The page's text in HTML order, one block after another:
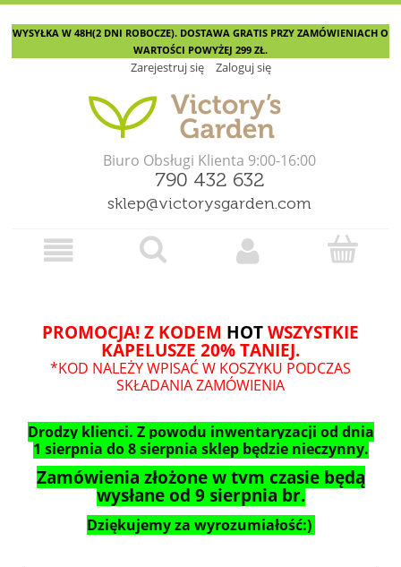
WYSYŁKA W 48H(2 DNI ROBOCZE). DOSTAWA GRATIS PRZY ZAMÓWIENIACH O
WARTOŚCI POWYŻEJ 299 ZŁ.
Zarejestruj się Zaloguj się
Biuro Obsługi Klienta 9:00-16:00
790 432 632
sklep@victorysgarden.com
PROMOCJA! Z KODEM HOT WSZYSTKIE
KAPELUSZE 20% TANIEJ.
*KOD NALEŻY WPISAĆ W KOSZYKU PODCZAS
SKŁADANIA ZAMÓWIENIA
Drodzy klienci. Z powodu inwentaryzacji od dnia
1 sierpnia do 8 sierpnia sklep będzie nieczynny.
Zamówienia złożone w tym czasie będą
wysłane od 9 sierpnia br.
Dziękujemy za wyrozumiałość:)